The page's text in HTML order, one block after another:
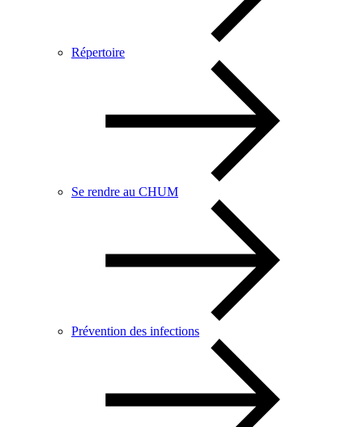
Répertoire
Se rendre au CHUM
Prévention des infections